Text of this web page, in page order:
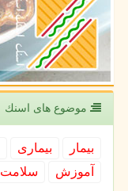
موضوع های اسنك
بیمار بیماری
آموزش
سلامت